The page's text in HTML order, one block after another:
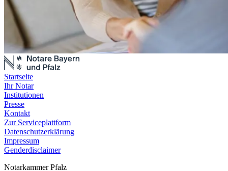
Startseite
Ihr Notar
Institutionen
Presse
Kontakt
Zur Serviceplattform
Datenschutzerklärung
Impressum
Genderdisclaimer
Notarkammer Pfalz